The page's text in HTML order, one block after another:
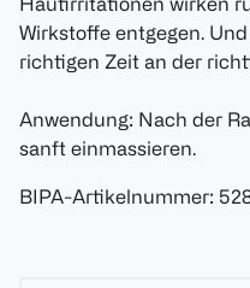
Wirkstoffe entgegen.
richtigen Zeit an der
Anwendung: Nach der
sanft einmassieren.
BIPA-Artikelnummer: